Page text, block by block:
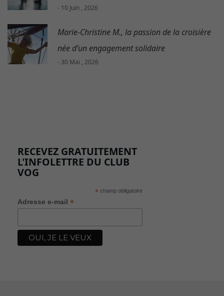
- 10 Juin , 2026
Marie-Christine M., la passion de la croisière
née d’un engagement solidaire
- 30 Mai , 2026
RECEVEZ GRATUITEMENT
L'INFOLETTRE DU CLUB
VOG
* champ obligatoire
Adresse e-mail *